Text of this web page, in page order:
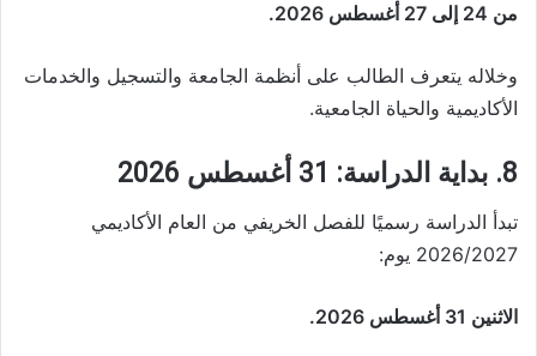
من 24 إلى 27 أغسطس 2026.
وخلاله يتعرف الطالب على أنظمة الجامعة والتسجيل والخدمات
الأكاديمية والحياة الجامعية.
8. بداية الدراسة: 31 أغسطس 2026
تبدأ الدراسة رسميًا للفصل الخريفي من العام الأكاديمي
2026/2027 يوم:
الاثنين 31 أغسطس 2026.